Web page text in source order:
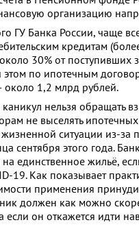
организацию
ГУ Банка России, чаще
кредитам
30% от поступивших
этом по ипотечным
около 1,2 млрд рублей.
нельзя обращать
не выселять
жизненной ситуации из-
сентября этого года.
на единственное жильё,
19. Как показывает
применения
должен как можно
если он откажется идти